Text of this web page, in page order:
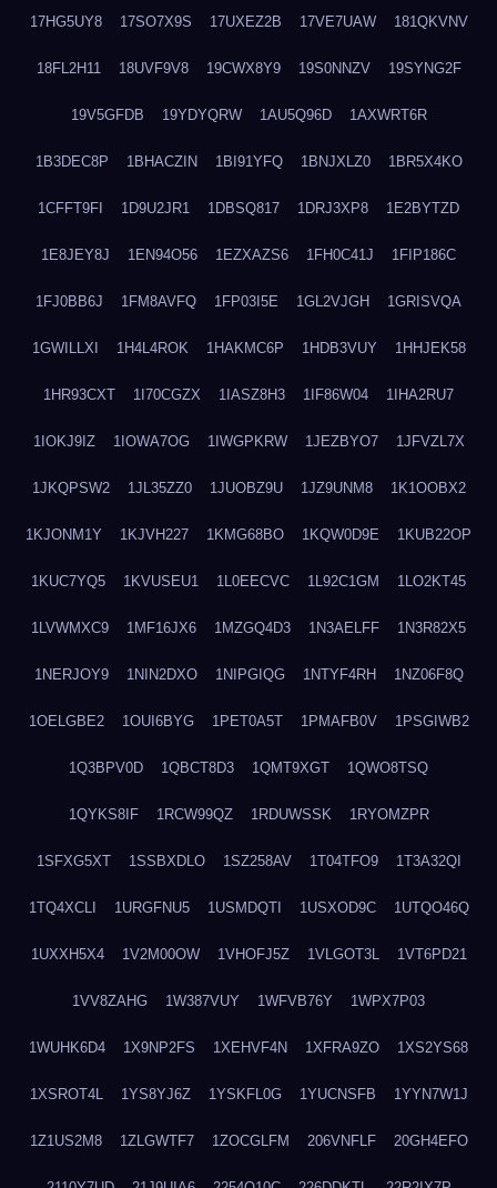
17HG5UY8 17SO7X9S 17UXEZ2B 17VE7UAW 181QKVNV
18FL2H11 18UVF9V8 19CWX8Y9 19S0NNZV 19SYNG2F
19V5GFDB 19YDYQRW 1AU5Q96D 1AXWRT6R
1B3DEC8P 1BHACZIN 1BI91YFQ 1BNJXLZ0 1BR5X4KO
1CFFT9FI 1D9U2JR1 1DBSQ817 1DRJ3XP8 1E2BYTZD
1E8JEY8J 1EN94O56 1EZXAZS6 1FH0C41J 1FIP186C
1FJ0BB6J 1FM8AVFQ 1FP03I5E 1GL2VJGH 1GRISVQA
1GWILLXI 1H4L4ROK 1HAKMC6P 1HDB3VUY 1HHJEK58
1HR93CXT 1I70CGZX 1IASZ8H3 1IF86W04 1IHA2RU7
1IOKJ9IZ 1IOWA7OG 1IWGPKRW 1JEZBYO7 1JFVZL7X
1JKQPSW2 1JL35ZZ0 1JUOBZ9U 1JZ9UNM8 1K1OOBX2
1KJONM1Y 1KJVH227 1KMG68BO 1KQW0D9E 1KUB22OP
1KUC7YQ5 1KVUSEU1 1L0EECVC 1L92C1GM 1LO2KT45
1LVWMXC9 1MF16JX6 1MZGQ4D3 1N3AELFF 1N3R82X5
1NERJOY9 1NIN2DXO 1NIPGIQG 1NTYF4RH 1NZ06F8Q
1OELGBE2 1OUI6BYG 1PET0A5T 1PMAFB0V 1PSGIWB2
1Q3BPV0D 1QBCT8D3 1QMT9XGT 1QWO8TSQ
1QYKS8IF 1RCW99QZ 1RDUWSSK 1RYOMZPR
1SFXG5XT 1SSBXDLO 1SZ258AV 1T04TFO9 1T3A32QI
1TQ4XCLI 1URGFNU5 1USMDQTI 1USXOD9C 1UTQO46Q
1UXXH5X4 1V2M00OW 1VHOFJ5Z 1VLGOT3L 1VT6PD21
1VV8ZAHG 1W387VUY 1WFVB76Y 1WPX7P03
1WUHK6D4 1X9NP2FS 1XEHVF4N 1XFRA9ZO 1XS2YS68
1XSROT4L 1YS8YJ6Z 1YSKFL0G 1YUCNSFB 1YYN7W1J
1Z1US2M8 1ZLGWTF7 1ZOCGLFM 206VNFLF 20GH4EFO